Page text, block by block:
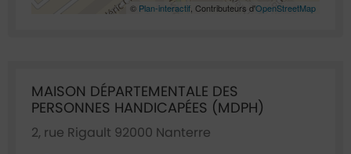
© Plan-interactif , Contributeurs d'OpenStreetMap
MAISON DÉPARTEMENTALE DES
PERSONNES HANDICAPÉES (MDPH)
2, rue Rigault 92000 Nanterre